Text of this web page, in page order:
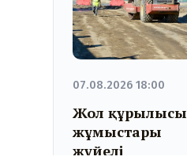
07.08.2026 18:00
Жол құрылысы
жұмыстары
жүйелі